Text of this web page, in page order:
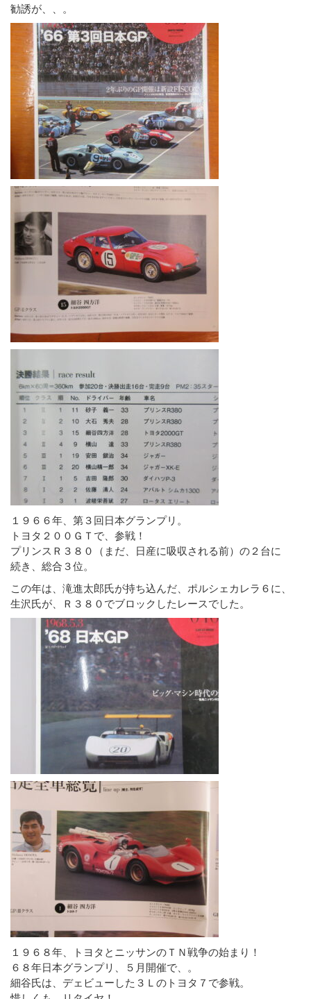
勧誘が、、。
１９６６年、第３回日本グランプリ。
トヨタ２００ＧＴで、参戦！
プリンスＲ３８０（まだ、日産に吸収される前）の２台に
続き、総合３位。
この年は、滝進太郎氏が持ち込んだ、ポルシェカレラ６に、
生沢氏が、Ｒ３８０でブロックしたレースでした。
１９６８年、トヨタとニッサンのＴＮ戦争の始まり！
６８年日本グランプリ、５月開催で、。
細谷氏は、デェビューした３Ｌのトヨタ７で参戦。